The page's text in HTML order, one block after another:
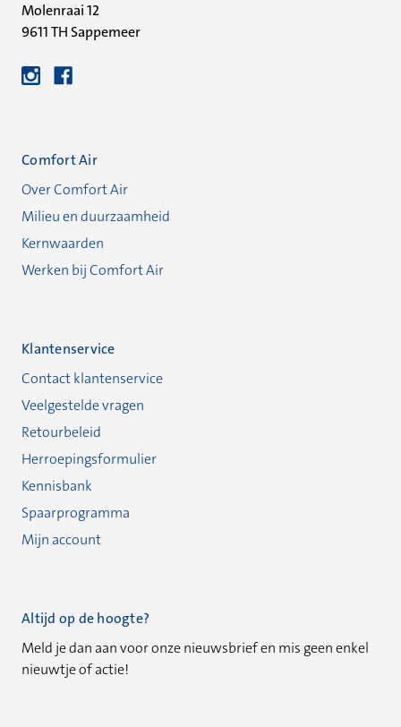
Molenraai 12
9611 TH Sappemeer
Comfort Air
Over Comfort Air
Milieu en duurzaamheid
Kernwaarden
Werken bij Comfort Air
Klantenservice
Contact klantenservice
Veelgestelde vragen
Retourbeleid
Herroepingsformulier
Kennisbank
Spaarprogramma
Mijn account
Altijd op de hoogte?
Meld je dan aan voor onze nieuwsbrief en mis geen enkel
nieuwtje of actie!